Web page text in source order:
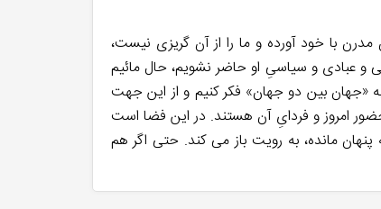
با خود آورده و ما را از آن گریزی نیست،
و عبادی و سیاسیِ او حاضر نشویم، حال مائیم
«جهان بین دو جهان» فکر کنیم و از این جهت
امروز و فردایِ آن هستند. در این فضا است
مانده، به رویت باز می کند. حتی اگر هم